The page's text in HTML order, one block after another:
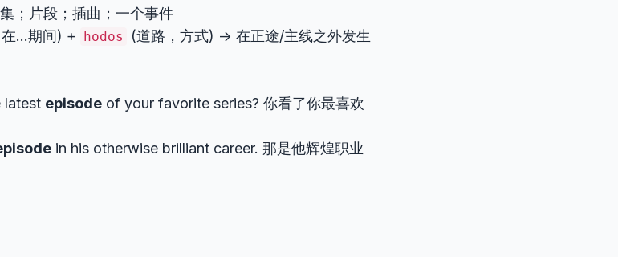
；片段；插曲；一个事件
…期间) + hodos
(道路，方式) -> 在正途/主线之外发生
latest episode of your favorite series? 你看了你最喜欢
in his otherwise brilliant career. 那是他辉煌职业